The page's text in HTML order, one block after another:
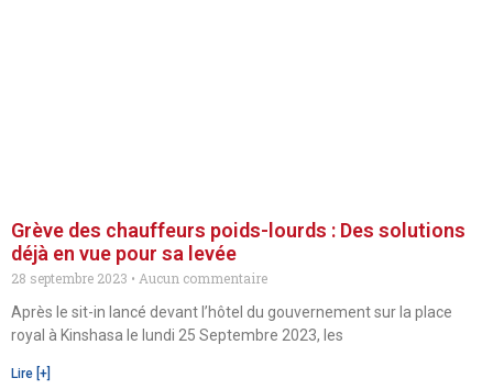
Grève des chauffeurs poids-lourds : Des solutions
déjà en vue pour sa levée
28 septembre 2023
Aucun commentaire
Après le sit-in lancé devant l’hôtel du gouvernement sur la place
royal à Kinshasa le lundi 25 Septembre 2023, les
Lire [+]